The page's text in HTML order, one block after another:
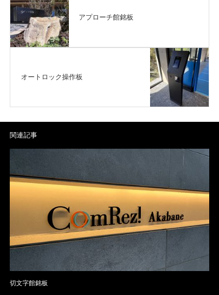
アプローチ館銘板
オートロック操作板
関連記事
切文字館銘板